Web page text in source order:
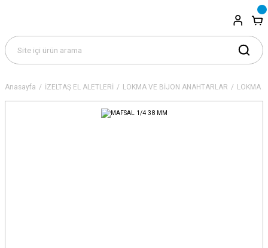
Anasayfa İZELTAŞ EL ALETLERİ LOKMA VE BİJON ANAHTARLAR LOKMA